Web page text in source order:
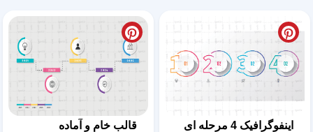
اینفوگرافیک 4 مرحله ای
قالب خام و آماده